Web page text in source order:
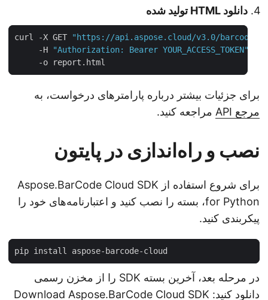
دانلود HTML تولید شده
curl -X GET "https://api.aspose.cloud/v3.0/
     -H
"Authorization: Bearer YOUR_ACCESS_TOKEN"
برای جزئیات بیشتر درباره پارامترهای درخواست، به
مرجع API
مراجعه کنید.
نصب و راه‌اندازی در پایتون
برای شروع استفاده از Aspose.BarCode Cloud SDK
for Python، بسته را نصب کنید و اعتبارنامه‌های خود را
پیکربندی کنید.
در مرحله بعد، آخرین بسته SDK را از مخزن رسمی
دانلود کنید:Download Aspose.BarCode Cloud SDK